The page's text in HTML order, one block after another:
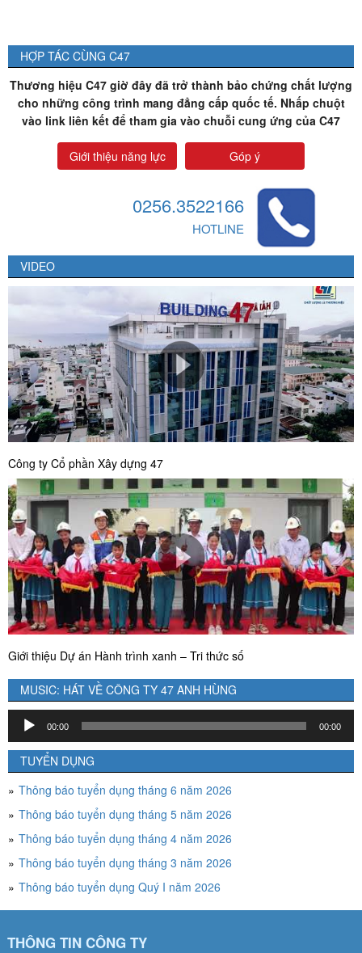
HỢP TÁC CÙNG C47
Thương hiệu C47 giờ đây đã trở thành bảo chứng chất lượng
cho những công trình mang đẳng cấp quốc tế. Nhấp chuột
vào link liên kết để tham gia vào chuỗi cung ứng của C47
Giới thiệu năng lực Góp ý
0256.3522166
HOTLINE
VIDEO
Công ty Cổ phần Xây dựng 47
Giới thiệu Dự án Hành trình xanh – Tri thức số
MUSIC: HÁT VỀ CÔNG TY 47 ANH HÙNG
Trình
chơi
Audio
00:00 00:00
TUYỂN DỤNG
Thông báo tuyển dụng tháng 6 năm 2026
Thông báo tuyển dụng tháng 5 năm 2026
Thông báo tuyển dụng tháng 4 năm 2026
Thông báo tuyển dụng tháng 3 năm 2026
Thông báo tuyển dụng Quý I năm 2026
THÔNG TIN CÔNG TY